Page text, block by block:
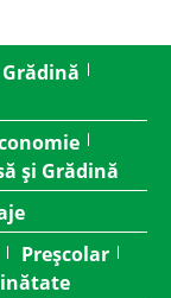
Grădină
și Grădină
Preșcolar